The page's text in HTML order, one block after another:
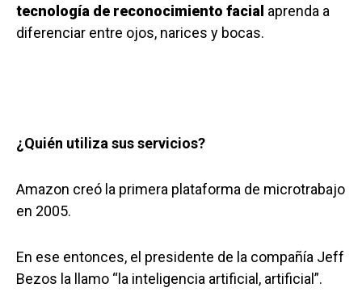
tecnología de reconocimiento facial aprenda a
diferenciar entre ojos, narices y bocas.
¿Quién utiliza sus servicios?
Amazon creó la primera plataforma de microtrabajo
en 2005.
En ese entonces, el presidente de la compañía Jeff
Bezos la llamo “la inteligencia artificial, artificial”.